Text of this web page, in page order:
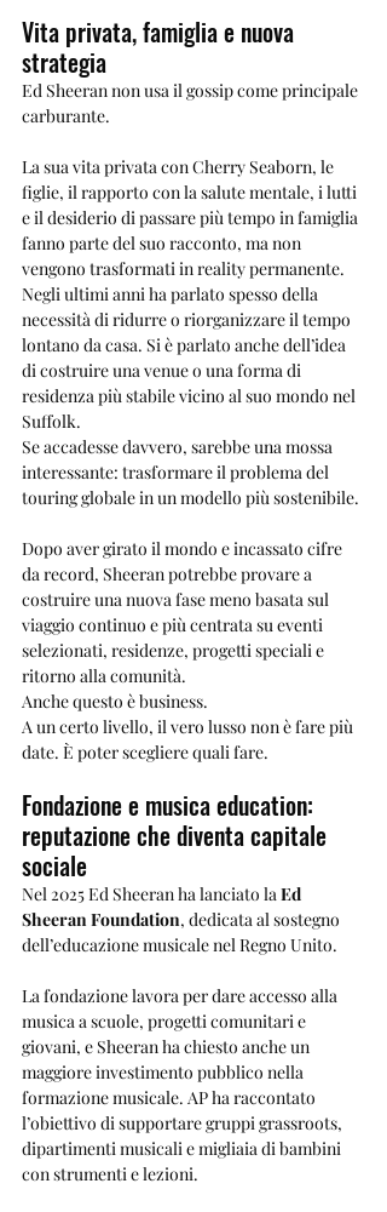
Vita privata, famiglia e nuova
strategia
Ed Sheeran non usa il gossip come principale
carburante.
La sua vita privata con Cherry Seaborn, le
figlie, il rapporto con la salute mentale, i lutti
e il desiderio di passare più tempo in famiglia
fanno parte del suo racconto, ma non
vengono trasformati in reality permanente.
Negli ultimi anni ha parlato spesso della
necessità di ridurre o riorganizzare il tempo
lontano da casa. Si è parlato anche dell’idea
di costruire una venue o una forma di
residenza più stabile vicino al suo mondo nel
Suffolk.
Se accadesse davvero, sarebbe una mossa
interessante: trasformare il problema del
touring globale in un modello più sostenibile.
Dopo aver girato il mondo e incassato cifre
da record, Sheeran potrebbe provare a
costruire una nuova fase meno basata sul
viaggio continuo e più centrata su eventi
selezionati, residenze, progetti speciali e
ritorno alla comunità.
Anche questo è business.
A un certo livello, il vero lusso non è fare più
date. È poter scegliere quali fare.
Fondazione e musica education:
reputazione che diventa capitale
sociale
Nel 2025 Ed Sheeran ha lanciato la Ed
Sheeran Foundation, dedicata al sostegno
dell’educazione musicale nel Regno Unito.
La fondazione lavora per dare accesso alla
musica a scuole, progetti comunitari e
giovani, e Sheeran ha chiesto anche un
maggiore investimento pubblico nella
formazione musicale. AP ha raccontato
l’obiettivo di supportare gruppi grassroots,
dipartimenti musicali e migliaia di bambini
con strumenti e lezioni.